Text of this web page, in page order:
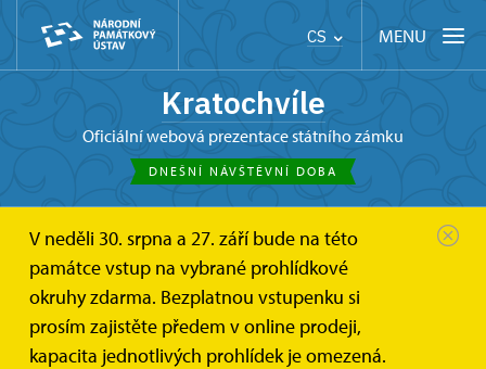
CS MENU
Kratochvíle
oficiální webová prezentace státního zámku
DNEŠNÍ NÁVŠTĚVNÍ DOBA
V neděli 30. srpna a 27. září bude na této
památce vstup na vybrané prohlídkové
okruhy zdarma. Bezplatnou vstupenku si
prosím zajistěte předem v online prodeji,
kapacita jednotlivých prohlídek je omezená.
Kratochvíle Akce
Akce